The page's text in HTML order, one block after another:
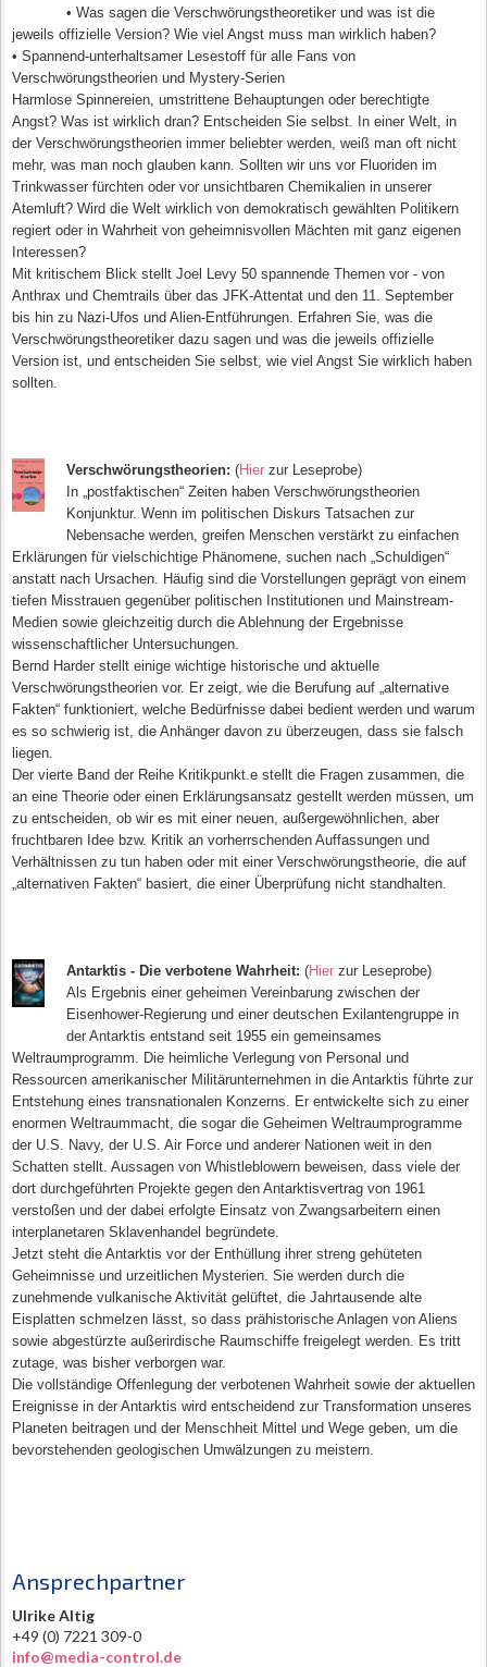
• Was sagen die Verschwörungstheoretiker und was ist die
jeweils offizielle Version? Wie viel Angst muss man wirklich haben?
• Spannend-unterhaltsamer Lesestoff für alle Fans von
Verschwörungstheorien und Mystery-Serien
Harmlose Spinnereien, umstrittene Behauptungen oder berechtigte
Angst? Was ist wirklich dran? Entscheiden Sie selbst. In einer Welt, in
der Verschwörungstheorien immer beliebter werden, weiß man oft nicht
mehr, was man noch glauben kann. Sollten wir uns vor Fluoriden im
Trinkwasser fürchten oder vor unsichtbaren Chemikalien in unserer
Atemluft? Wird die Welt wirklich von demokratisch gewählten Politikern
regiert oder in Wahrheit von geheimnisvollen Mächten mit ganz eigenen
Interessen?
Mit kritischem Blick stellt Joel Levy 50 spannende Themen vor - von
Anthrax und Chemtrails über das JFK-Attentat und den 11. September
bis hin zu Nazi-Ufos und Alien-Entführungen. Erfahren Sie, was die
Verschwörungstheoretiker dazu sagen und was die jeweils offizielle
Version ist, und entscheiden Sie selbst, wie viel Angst Sie wirklich haben
sollten.
Verschwörungstheorien: (Hierzur Leseprobe)
In „postfaktischen“ Zeiten haben Verschwörungstheorien
Konjunktur. Wenn im politischen Diskurs Tatsachen zur
Nebensache werden, greifen Menschen verstärkt zu einfachen
Erklärungen für vielschichtige Phänomene, suchen nach „Schuldigen“
anstatt nach Ursachen. Häufig sind die Vorstellungen geprägt von einem
tiefen Misstrauen gegenüber politischen Institutionen und Mainstream-
Medien sowie gleichzeitig durch die Ablehnung der Ergebnisse
wissenschaftlicher Untersuchungen.
Bernd Harder stellt einige wichtige historische und aktuelle
Verschwörungstheorien vor. Er zeigt, wie die Berufung auf „alternative
Fakten“ funktioniert, welche Bedürfnisse dabei bedient werden und warum
es so schwierig ist, die Anhänger davon zu überzeugen, dass sie falsch
liegen.
Der vierte Band der Reihe Kritikpunkt.e stellt die Fragen zusammen, die
an eine Theorie oder einen Erklärungsansatz gestellt werden müssen, um
zu entscheiden, ob wir es mit einer neuen, außergewöhnlichen, aber
fruchtbaren Idee bzw. Kritik an vorherrschenden Auffassungen und
Verhältnissen zu tun haben oder mit einer Verschwörungstheorie, die auf
„alternativen Fakten“ basiert, die einer Überprüfung nicht standhalten.
Antarktis - Die verbotene Wahrheit: (Hierzur Leseprobe)
Als Ergebnis einer geheimen Vereinbarung zwischen der
Eisenhower-Regierung und einer deutschen Exilantengruppe in
der Antarktis entstand seit 1955 ein gemeinsames
Weltraumprogramm. Die heimliche Verlegung von Personal und
Ressourcen amerikanischer Militärunternehmen in die Antarktis führte zur
Entstehung eines transnationalen Konzerns. Er entwickelte sich zu einer
enormen Weltraummacht, die sogar die Geheimen Weltraumprogramme
der U.S. Navy, der U.S. Air Force und anderer Nationen weit in den
Schatten stellt. Aussagen von Whistleblowern beweisen, dass viele der
dort durchgeführten Projekte gegen den Antarktisvertrag von 1961
verstoßen und der dabei erfolgte Einsatz von Zwangsarbeitern einen
interplanetaren Sklavenhandel begründete.
Jetzt steht die Antarktis vor der Enthüllung ihrer streng gehüteten
Geheimnisse und urzeitlichen Mysterien. Sie werden durch die
zunehmende vulkanische Aktivität gelüftet, die Jahrtausende alte
Eisplatten schmelzen lässt, so dass prähistorische Anlagen von Aliens
sowie abgestürzte außerirdische Raumschiffe freigelegt werden. Es tritt
zutage, was bisher verborgen war.
Die vollständige Offenlegung der verbotenen Wahrheit sowie der aktuellen
Ereignisse in der Antarktis wird entscheidend zur Transformation unseres
Planeten beitragen und der Menschheit Mittel und Wege geben, um die
bevorstehenden geologischen Umwälzungen zu meistern.
Ansprechpartner
Ulrike Altig
+49 (0) 7221 309-0
info@media-control.de